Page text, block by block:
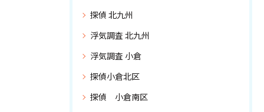
探偵 北九州
浮気調査 北九州
浮気調査 小倉
探偵小倉北区
探偵 小倉南区